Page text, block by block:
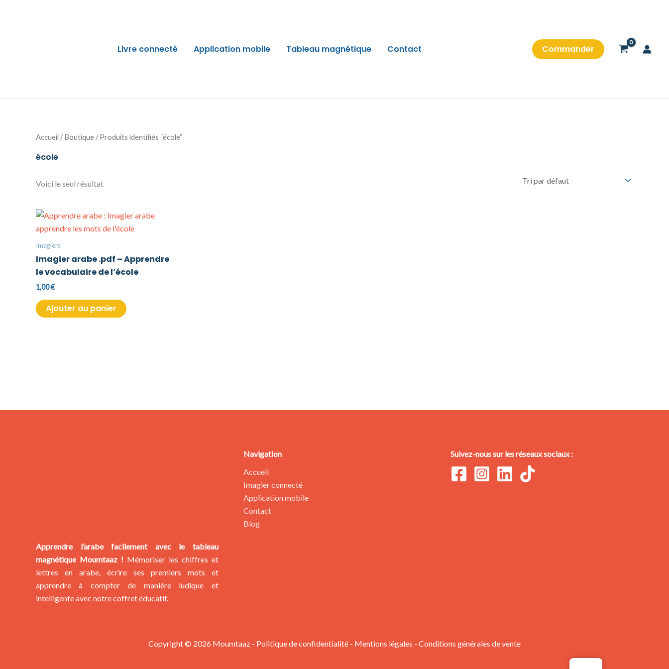
Livre connecté Application mobile Tableau magnétique Contact Commander
Accueil /Boutique / Produits identifiés “école”
école
Voici le seul résultat
Imagiers
Imagier arabe .pdf – Apprendre
le vocabulaire de l’école
1,00€
Ajouter au panier
Apprendre l’arabe facilement avec le tableau
magnétique Moumtaaz !Mémoriser les chiffres et
lettres en arabe, écrire ses premiers mots et
apprendre à compter de manière ludique et
intelligente avec notre coffret éducatif.
Navigation
Accueil
Imagier connecté
Application mobile
Contact
Blog
Suivez-nous sur les réseaux sociaux :
Copyright © 2026 Moumtaaz - Politique de confidentialité - Mentions légales - Conditions générales de vente